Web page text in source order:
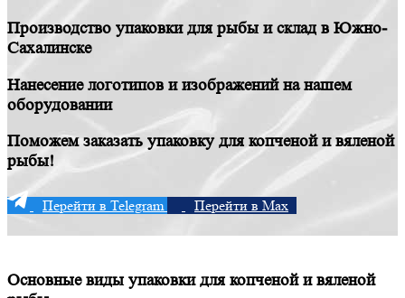
Производство упаковки для рыбы и склад в Южно-
Сахалинске
Нанесение логотипов и изображений на нашем
оборудовании
Поможем заказать упаковку для копченой и вяленой
рыбы!
Перейти в Telegram Перейти в Max
Основные виды упаковки для копченой и вяленой